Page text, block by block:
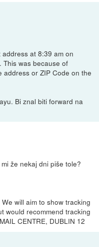
at 8:39 am on
This was because of
or ZIP Code on the
Bi znal biti forward na
že nekaj dni piše tole?
will aim to show tracking
would recommend tracking
CENTRE, DUBLIN 12